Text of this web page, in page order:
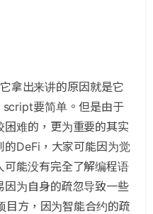
拿出来讲的原因就是它
要简单。但是由于
难的，更为重要的其实
DeFi，大家可能因为觉
能没有完全了解编程语
为自身的疏忽导致一些
方，因为智能合约的疏